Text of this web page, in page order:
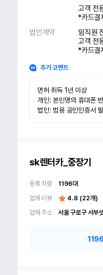
고객 전
*카드결
법인계약
임직원
고객 전
*카드결
추가 코멘트
면허 취득 1년 이상
개인: 본인명의 휴대폰
법인: 범용 공인인증서
sk렌터카_중장기
등록 차량 1196대
업체 리뷰
4.8 (22개)
업체 주소
서울 구로구 서부
1196